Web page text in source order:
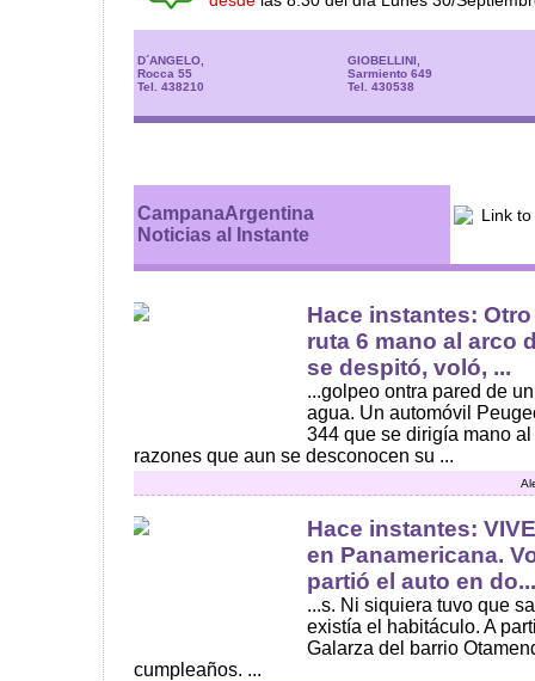
D´ANGELO,
Rocca 55
Tel. 438210
GIOBELLINI,
Sarmiento 649
Tel. 430538
CampanaArgentina
Noticias al Instante
Hace instantes:
ruta 6 mano al arco
se despitó, voló, ...
...golpeo ontra pared de
agua. Un automóvil
344 que se dirigía mano
razones que aun se desconocen su ...
Hace instantes:
en Panamericana.
partió el auto en do...
...s. Ni siquiera tuvo que
existía el habitáculo. A
Galarza del barrio
cumpleaños. ...